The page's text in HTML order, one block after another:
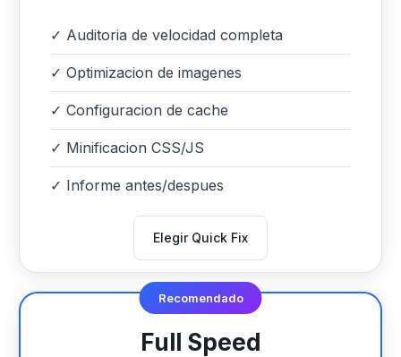
✓ Auditoria de velocidad completa
✓ Optimizacion de imagenes
✓ Configuracion de cache
✓ Minificacion CSS/JS
✓ Informe antes/despues
Elegir Quick Fix
Recomendado
Full Speed